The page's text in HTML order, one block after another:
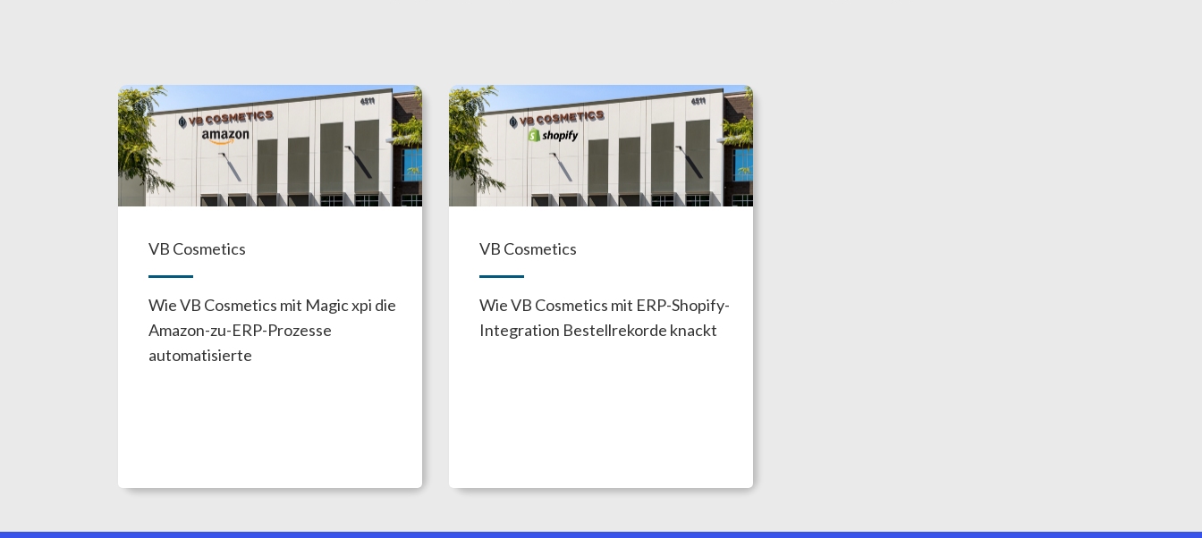
VB Cosmetics
Wie VB Cosmetics mit Magic xpi die
Amazon-zu-ERP-Prozesse
automatisierte
VB Cosmetics
Wie VB Cosmetics mit ERP-Shopify-
Integration Bestellrekorde knackt